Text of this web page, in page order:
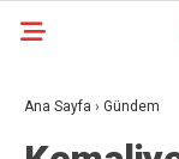
Ana Sayfa › Gündem